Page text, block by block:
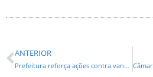
ANTERIOR
Prefeitura reforça ações contra vandalismo em estações-tubo e terminais de Curitiba